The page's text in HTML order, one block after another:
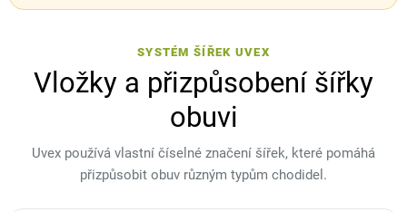
SYSTÉM ŠÍŘEK UVEX
Vložky a přizpůsobení šířky
obuvi
Uvex používá vlastní číselné značení šířek, které pomáhá
přizpůsobit obuv různým typům chodidel.